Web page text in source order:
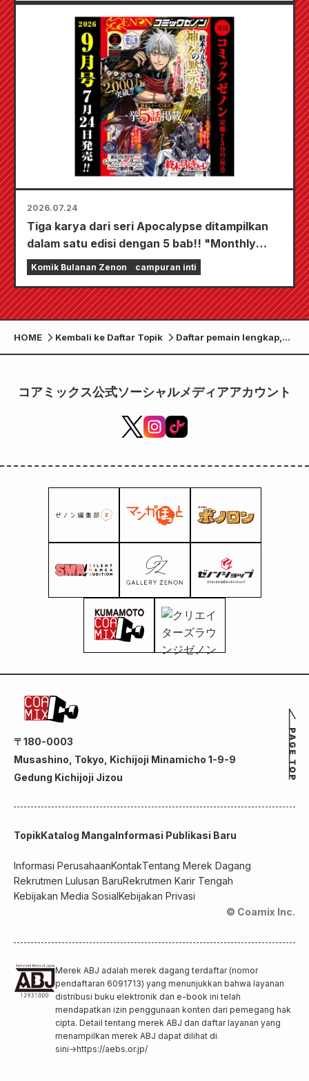
Bride" dijadwalkan rilis pada 20 Oktober!
2026.07.24
Tiga karya dari seri Apocalypse ditampilkan
dalam satu edisi dengan 5 bab!! "Monthly
Comic Zenon edisi September 2026" akan
mulai dijual pada tanggal 24 Juli!!
Komik Bulanan Zenon campuran inti
HOME Kembali ke Daftar Topik
Daftar pemain lengkap,
visual pertama, dan video
Cat's Eye," yang
Fujiwara, Ayame Gouriki,
dan Reiko Takashima,
コアミックス公式ソーシャルメディアアカウント
〒180-0003
Musashino, Tokyo, Kichijoji Minamicho 1-9-9
Gedung Kichijoji Jizou
TopikKatalog MangaInformasi Publikasi Baru
Informasi PerusahaanKontakTentang Merek Dagang
Rekrutmen Lulusan BaruRekrutmen Karir Tengah
Kebijakan Media SosialKebijakan Privasi
© Coamix Inc.
Merek ABJ adalah merek dagang terdaftar (nomor
pendaftaran 6091713) yang menunjukkan bahwa layanan
distribusi buku elektronik dan e-book ini telah
mendapatkan izin penggunaan konten dari pemegang hak
cipta. Detail tentang merek ABJ dan daftar layanan yang
menampilkan merek ABJ dapat dilihat di
sini→https://aebs.or.jp/